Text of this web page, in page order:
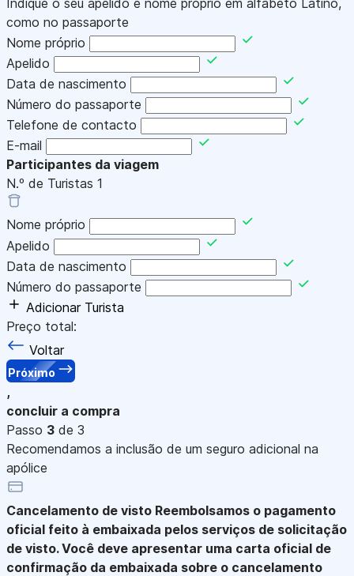
como no passaporte
Nome próprio
Apelido
Data de nascimento
Número do passaporte
Telefone de contacto
E-mail
Participantes da viagem
N.º de Turistas 1
Nome próprio
Apelido
Data de nascimento
Número do passaporte
Adicionar Turista
Preço total:
Voltar
Próximo
,
concluir a compra
Passo 3 de 3
Recomendamos a inclusão de um seguro adicional na
apólice
Cancelamento de visto Reembolsamos o pagamento
oficial feito à embaixada pelos serviços de solicitação
de visto. Você deve apresentar uma carta oficial de
confirmação da embaixada sobre o cancelamento